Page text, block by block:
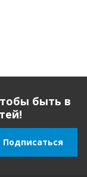
быть в